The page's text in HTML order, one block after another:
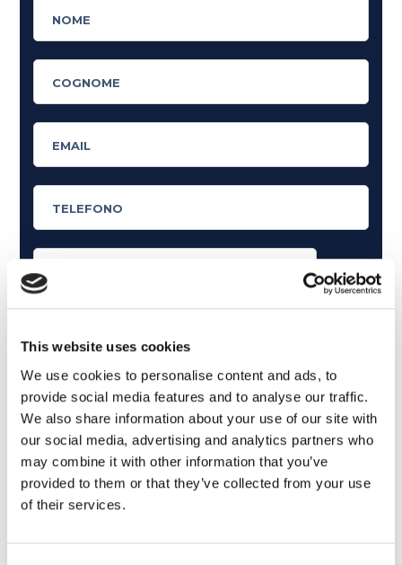
This website uses cookies
We use cookies to personalise content and ads, to
provide social media features and to analyse our traffic.
We also share information about your use of our site with
our social media, advertising and analytics partners who
may combine it with other information that you’ve
provided to them or that they’ve collected from your use
of their services.
Articoli dedicati alla grammatica inglese
Articoli dedicati a inglese nel mondo del lavoro
Articoli con tips e new sulla lingua inglese
Articoli divertenti su film e musica
In quanto di età superiore ai 16 anni, dichiaro di acconsentire
al trattamento dei miei dati personali in conformità
all’informativa privacy.
Desidero ricevere comunicazioni commerciali e promozionali